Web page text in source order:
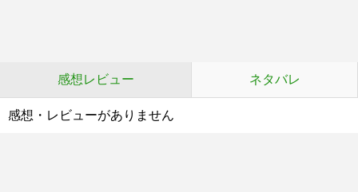
感想レビュー ネタバレ
感想・レビューがありません